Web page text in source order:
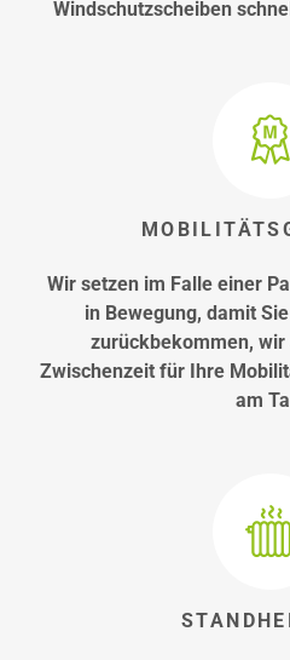
Windschutzscheiben
Wir setzen im Falle einer
in Bewegung, damit
zurückbekommen,
Zwischenzeit für Ihre
am